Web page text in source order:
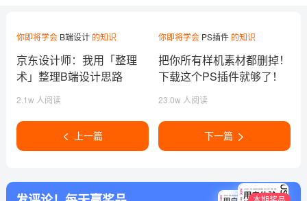
你即将学会 B端设计的知识
京东设计师：我用「整理
术」整理B端设计思路
（上）
2.1w 人阅读
上一篇
你即将学会 PS插件 的知识
把你所有样机素材都删掉！
下载这个PS插件就够了！
23.0w 人阅读
下一篇